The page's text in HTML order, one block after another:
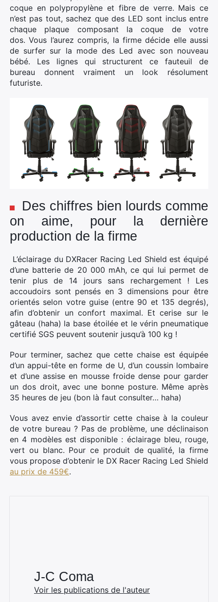
coque en polypropylène et fibre de verre. Mais ce
n’est pas tout, sachez que des LED sont inclus entre
chaque plaque composant la coque de votre
dos. Vous l’aurez compris, la firme décide elle aussi
de surfer sur la mode des Led avec son nouveau
bébé. Les lignes qui structurent ce fauteuil de
bureau donnent vraiment un look résolument
futuriste.
Des chiffres bien lourds comme
on aime, pour la dernière
production de la firme
L’éclairage du DXRacer Racing Led Shield est équipé
d’une batterie de 20 000 mAh, ce qui lui permet de
tenir plus de 14 jours sans rechargement ! Les
accoudoirs sont pensés en 3 dimensions pour être
orientés selon votre guise (entre 90 et 135 degrés),
afin d’obtenir un confort maximal. Et cerise sur le
gâteau (haha) la base étoilée et le vérin pneumatique
certifié SGS peuvent soutenir jusqu’à 100 kg !
Pour terminer, sachez que cette chaise est équipée
d’un appui-tête en forme de U, d’un coussin lombaire
et d’une assise en mousse froide dense pour garder
un dos droit, avec une bonne posture. Même après
35 heures de jeu (bon là faut consulter… haha)
Vous avez envie d’assortir cette chaise à la couleur
de votre bureau ? Pas de problème, une déclinaison
en 4 modèles est disponible : éclairage bleu, rouge,
vert ou blanc. Pour ce produit de qualité, la firme
vous propose d’obtenir le DX Racer Racing Led Shield
au prix de 459€.
J-C Coma
Voir les publications de l'auteur
×
Rechercher
: